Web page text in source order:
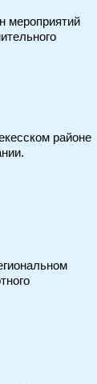
мероприятий
районе